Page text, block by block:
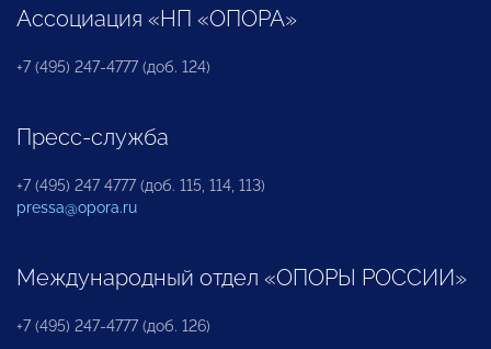
Ассоциация «НП «ОПОРА»
+7 (495) 247-4777 (доб. 124)
Пресс-служба
+7 (495) 247 4777 (доб. 115, 114, 113)
pressa@opora.ru
Международный отдел «ОПОРЫ РОССИИ»
+7 (495) 247-4777 (доб. 126)